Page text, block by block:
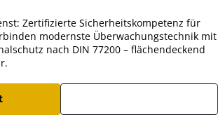
Zertifizierte Sicherheitskompetenz für
modernste Überwachungstechnik mit
nach DIN 77200 – flächendeckend